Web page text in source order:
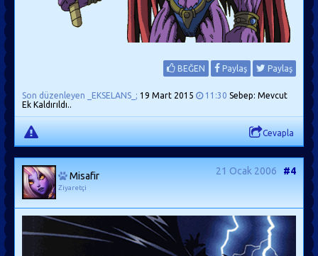
BEĞEN Paylaş Paylaş
Son düzenleyen _EKSELANS_; 19 Mart 2015 11:30 Sebep: Mevcut
Ek Kaldırıldı..
Cevapla
Misafir
Ziyaretçi
21 Ocak 2006 #4